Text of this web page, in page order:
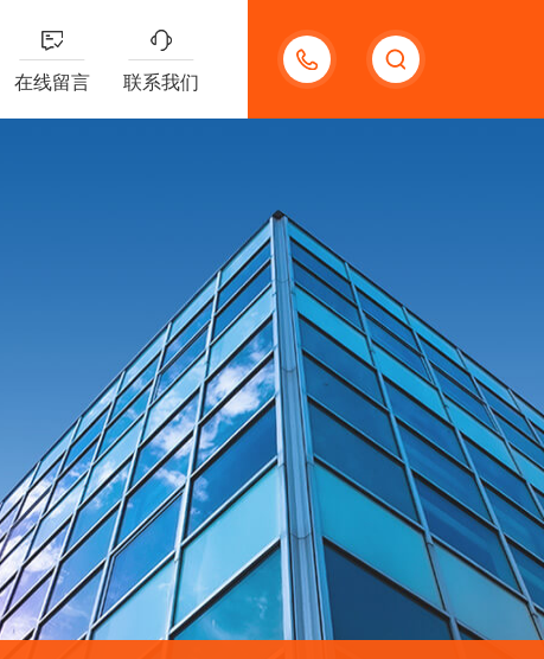
15920118006
在线留言 联系我们